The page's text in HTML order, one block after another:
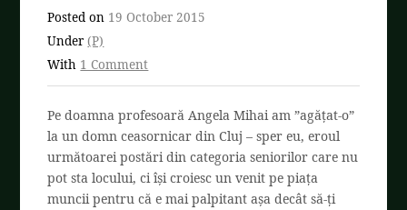
Posted on 19 October 2015
Under(P)
With 1 Comment
Pe doamna profesoară Angela Mihai am ”agățat-o”
la un domn ceasornicar din Cluj – sper eu, eroul
următoarei postări din categoria seniorilor care nu
pot sta locului, ci își croiesc un venit pe piața
muncii pentru că e mai palpitant așa decât să-ți